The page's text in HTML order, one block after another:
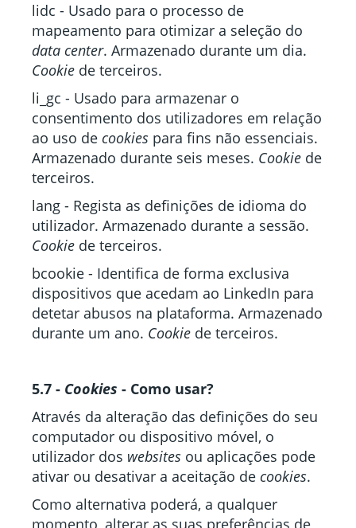
lidc - Usado para o processo de
mapeamento para otimizar a seleção do
data center. Armazenado durante um dia.
Cookie de terceiros.
li_gc - Usado para armazenar o
consentimento dos utilizadores em relação
ao uso de cookies para fins não essenciais.
Armazenado durante seis meses. Cookie de
terceiros.
lang - Regista as definições de idioma do
utilizador. Armazenado durante a sessão.
Cookie de terceiros.
bcookie - Identifica de forma exclusiva
dispositivos que acedam ao LinkedIn para
detetar abusos na plataforma. Armazenado
durante um ano. Cookie de terceiros.
5.7 - Cookies - Como usar?
Através da alteração das definições do seu
computador ou dispositivo móvel, o
utilizador dos websites ou aplicações pode
ativar ou desativar a aceitação de cookies.
Como alternativa poderá, a qualquer